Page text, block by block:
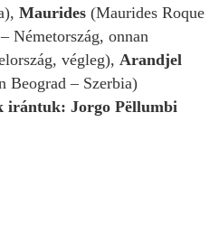
Maurides (Maurides Roque
Németország, onnan
végleg), Arandjel
Beograd – Szerbia)
irántuk: Jorgo Pëllumbi